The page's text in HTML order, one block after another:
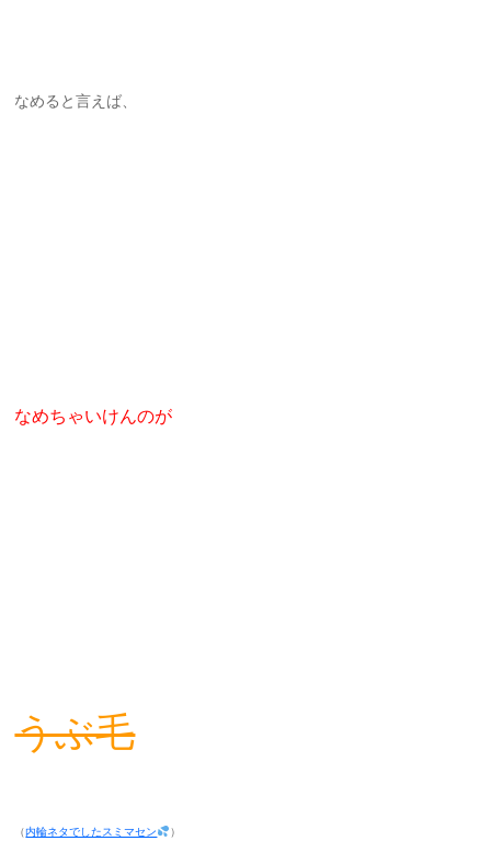
なめると言えば、
なめちゃいけんのが
うぶ毛
（内輪ネタでしたスミマセン ）